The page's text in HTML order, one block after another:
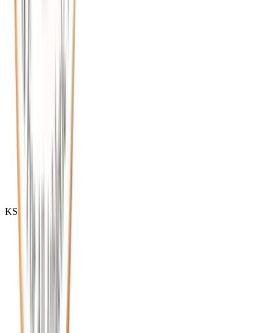
"국민을 건강하고 행복하게!" 제 1회 전국 어울림
생활대축제 - 1편
KSFAA